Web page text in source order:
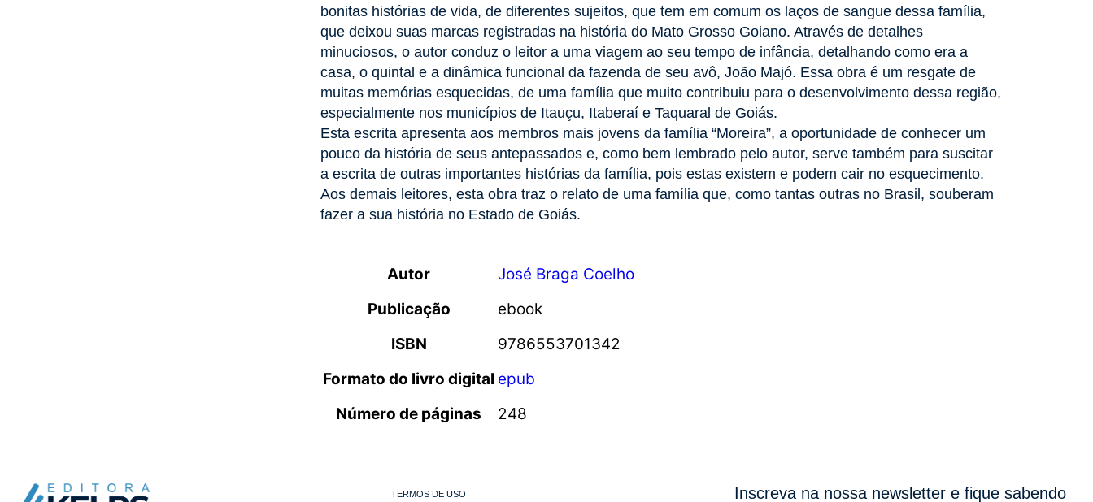
bonitas histórias de vida, de diferentes sujeitos, que tem em comum os laços de sangue dessa família,
que deixou suas marcas registradas na história do Mato Grosso Goiano. Através de detalhes
minuciosos, o autor conduz o leitor a uma viagem ao seu tempo de infância, detalhando como era a
casa, o quintal e a dinâmica funcional da fazenda de seu avô, João Majó. Essa obra é um resgate de
muitas memórias esquecidas, de uma família que muito contribuiu para o desenvolvimento dessa região,
especialmente nos municípios de Itauçu, Itaberaí e Taquaral de Goiás.
Esta escrita apresenta aos membros mais jovens da família “Moreira”, a oportunidade de conhecer um
pouco da história de seus antepassados e, como bem lembrado pelo autor, serve também para suscitar
a escrita de outras importantes histórias da família, pois estas existem e podem cair no esquecimento.
Aos demais leitores, esta obra traz o relato de uma família que, como tantas outras no Brasil, souberam
fazer a sua história no Estado de Goiás.
Autor
José Braga Coelho
Publicação
ebook
ISBN
9786553701342
Formato do livro digital epub
Número de páginas
248
TERMOS DE USO Inscreva na nossa newsletter e fique sabendo